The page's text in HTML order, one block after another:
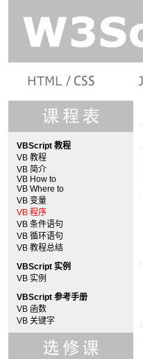
VBScript 教程
VB 教程
VB 简介
VB How to
VB Where to
VB 变量
VB 程序
VB 条件语句
VB 循环语句
VB 教程总结
VBScript 实例
VB 实例
VBScript 参考手册
VB 函数
VB 关键字